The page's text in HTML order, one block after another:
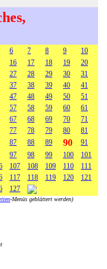
6 7 8 9
10
16 17 18 19
20
27 28 29 30
31
37 38 39 40
41
47 48 49 50
51
57 58 59 60
61
67 68 69 70
71
77 78 79 80
81
87 88 89 90
91
97 98 99 100
101
107 108 109 110
111
117 118 119 120
121
127
-Menüs geblättert werden)